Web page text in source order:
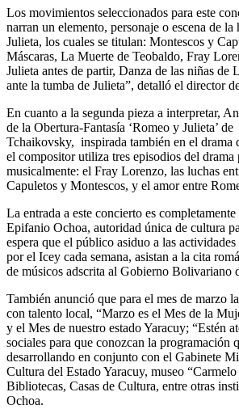
Los movimientos seleccionados para este
narran un elemento, personaje o escena de
Julieta, los cuales se titulan: Montescos y
Máscaras, La Muerte de Teobaldo, Fray
Julieta antes de partir, Danza de las niñas de
ante la tumba de Julieta”, detalló el director
En cuanto a la segunda pieza a interpretar,
de la Obertura-Fantasía ‘Romeo y Julieta’ de
Tchaikovsky, inspirada también en el drama
el compositor utiliza tres episodios del drama
musicalmente: el Fray Lorenzo, las luchas
Capuletos y Montescos, y el amor entre
La entrada a este concierto es
Epifanio Ochoa, autoridad única de cultura
espera que el público asiduo a las
por el Icey cada semana, asistan a la cita
de músicos adscrita al Gobierno Bolivariano
También anunció que para el mes de marzo
con talento local, “Marzo es el Mes de la
y el Mes de nuestro estado Yaracuy; “Estén
sociales para que conozcan la programación
desarrollando en conjunto con el Gabinete
Cultura del Estado Yaracuy, museo
Bibliotecas, Casas de Cultura, entre otras
Ochoa.